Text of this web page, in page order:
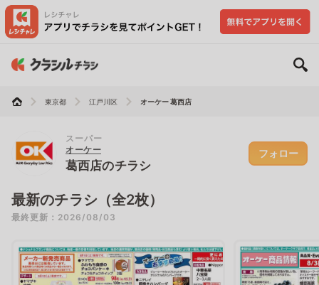
東京都 江戸川区 オーケー 葛西店
スーパー
オーケー
葛西店のチラシ
フォロー
最新のチラシ（全2枚）
最終更新：2026/08/03